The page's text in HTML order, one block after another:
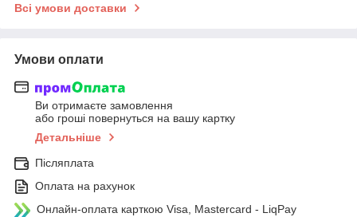
Всі умови доставки
Умови оплати
Ви отримаєте замовлення
або гроші повернуться на вашу картку
Детальніше
Післяплата
Оплата на рахунок
Онлайн-оплата карткою Visa, Mastercard - LiqPay